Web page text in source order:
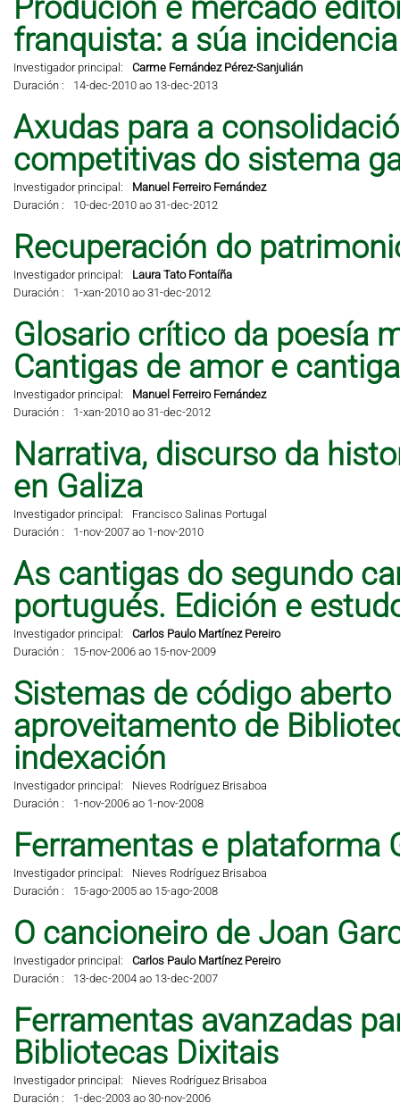
Produción e mercado
franquista: a súa
Investigador principal:
Carme Fernández Pérez-Sanjulián
Duración :
14-dec-2010 ao 13-dec-2013
Axudas para a
competitivas do sistema
Investigador principal:
Manuel Ferreiro Fernández
Duración :
10-dec-2010 ao 31-dec-2012
Recuperación do
Investigador principal:
Laura Tato Fontaíña
Duración :
1-xan-2010 ao 31-dec-2012
Glosario crítico da poesía
Cantigas de amor e
Investigador principal:
Manuel Ferreiro Fernández
Duración :
1-xan-2010 ao 31-dec-2012
Narrativa, discurso da
en Galiza
Investigador principal:
Francisco Salinas Portugal
Duración :
1-nov-2007 ao 1-nov-2010
As cantigas do segundo
portugués. Edición e
Investigador principal:
Carlos Paulo Martínez Pereiro
Duración :
15-nov-2006 ao 15-nov-2009
Sistemas de código
aproveitamento de
indexación
Investigador principal:
Nieves Rodríguez Brisaboa
Duración :
1-nov-2006 ao 1-nov-2008
Ferramentas e plataforma
Investigador principal:
Nieves Rodríguez Brisaboa
Duración :
15-ago-2005 ao 15-ago-2008
O cancioneiro de Joan
Investigador principal:
Carlos Paulo Martínez Pereiro
Duración :
13-dec-2004 ao 13-dec-2007
Ferramentas avanzadas
Bibliotecas Dixitais
Investigador principal:
Nieves Rodríguez Brisaboa
Duración :
1-dec-2003 ao 30-nov-2006